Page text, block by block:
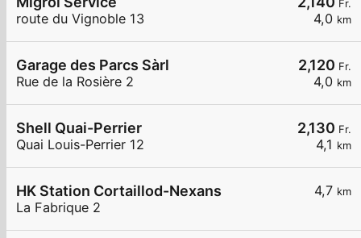
Fr.
4,0 km
route du Vignoble 13
2,120 Fr.
4,0 km
Garage des Parcs Sàrl
Rue de la Rosière 2
2,130 Fr.
4,1 km
Shell Quai-Perrier
Quai Louis-Perrier 12
4,7 km
HK Station Cortaillod-Nexans
La Fabrique 2